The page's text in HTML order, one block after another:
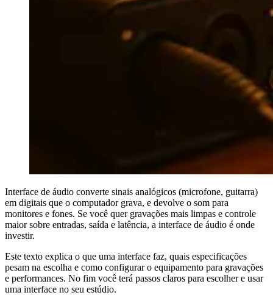
Interface de áudio converte sinais analógicos (microfone, guitarra)
em digitais que o computador grava, e devolve o som para
monitores e fones. Se você quer gravações mais limpas e controle
maior sobre entradas, saída e latência, a interface de áudio é onde
investir.
Este texto explica o que uma interface faz, quais especificações
pesam na escolha e como configurar o equipamento para gravações
e performances. No fim você terá passos claros para escolher e usar
uma interface no seu estúdio.